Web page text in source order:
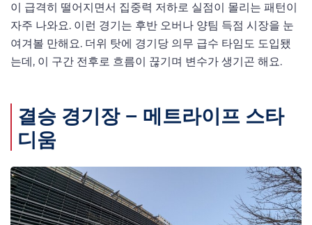
이 급격히 떨어지면서 집중력 저하로 실점이 몰리는 패턴이
자주 나와요. 이런 경기는 후반 오버나 양팀 득점 시장을 눈
여겨볼 만해요. 더위 탓에 경기당 의무 급수 타임도 도입됐
는데, 이 구간 전후로 흐름이 끊기며 변수가 생기곤 해요.
결승 경기장 – 메트라이프 스타
디움